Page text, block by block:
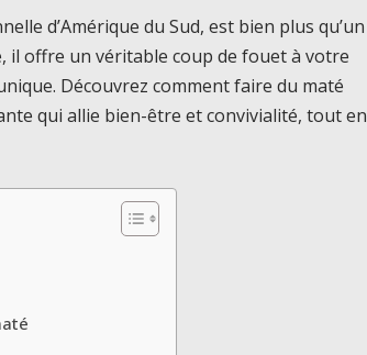
d’Amérique du Sud, est bien plus qu’un
il offre un véritable coup de fouet à votre
Découvrez comment faire du maté
qui allie bien-être et convivialité, tout en